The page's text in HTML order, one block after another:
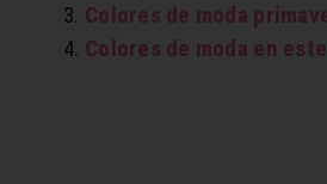
Colores de moda
Colores de moda en